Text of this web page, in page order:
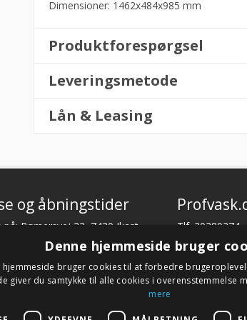
Dimensioner: 1462x484x985 mm
Produktforespørgsel
Leveringsmetode
Lån & Leasing
og åbningstider
på: Rømersvej 33, 7430 Ikast
torsdag fra 08:30 – 16:00.
08.30 – 13.30.
Tlf. 20280274
CVR. 18066904
Har du brug
Denne hjemmeside bruger
hjemmeside bruger cookies til at forbedre
giver du samtykke til alle cookies i overensstemmelse
mere